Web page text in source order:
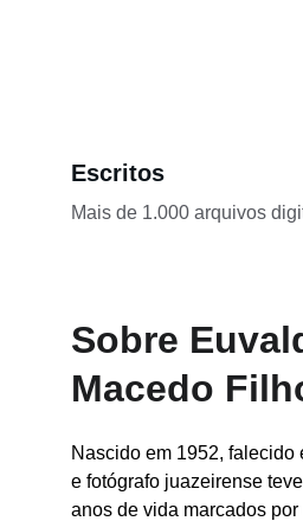
Escritos
Mais de 1.000 arquivos
Sobre
Macedo
Nascido em 1952, falecido
e fotógrafo juazeirense
anos de vida marcados